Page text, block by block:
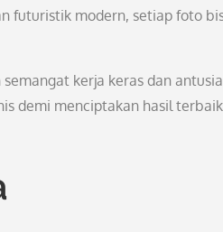
futuristik modern, setiap foto
kerja keras dan
demi menciptakan hasil terbaik